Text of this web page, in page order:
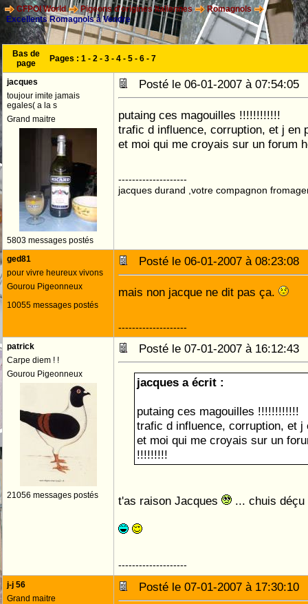
CFPOI World Pigeons d'origines Italiennes
Romagnols
Excellents Romagnols à Vendre
Bas de
page
Pages : 1 - 2 - 3 - 4 - 5 - 6 - 7
jacques
toujour imite jamais
egales( a la s
Grand maitre
5803 messages postés
Posté le 06-01-2007 à
putaing ces magouilles !!!!!!!!!!!!
trafic d influence, corruption, et j en
et moi qui me croyais sur un forum
--------------------
jacques durand ,votre compagnon
ged81
pour vivre heureux vivons
Gourou Pigeonneux
10055 messages postés
Posté le 06-01-2007 à
mais non jacque ne dit pas ça.
--------------------
patrick
Carpe diem ! !
Gourou Pigeonneux
21056 messages postés
Posté le 07-01-2007 à
jacques a écrit :
putaing ces magouilles !!!!!!!!!!!!
trafic d influence, corruption, et j
et moi qui me croyais sur un
!!!!!!!!!
t'as raison Jacques ... chuis déçu
--------------------
j-j 56
Grand maitre
Posté le 07-01-2007 à